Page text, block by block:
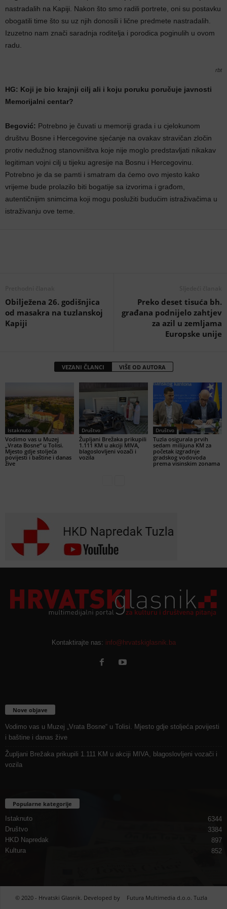
nastradalih na Kapiji. Nakon što smo radili portrete, oni su postavku
obogatili time što su uz njih donosili i lične predmete nastradalih.
Izuzetno nam znači saradnja roditelja i porodica poginulih u ovom
radu.
rbt
HG: Koji je bio krajnji cilj ali i koju poruku poručuje javnosti
Memorijalni centar?
Begović: Potrebno je čuvati u memoriji grada i u cjelokunom
društvu Bosne i Hercegovine sjećanje na ovakav stravičan zločin
protiv nedužnog stanovništva koje nije moglo predstavljati nikakav
legitiman vojni cilj u tijeku agresije na Bosnu i Hercegovinu.
Potrebno je da se pamti i smatram da ćemo ovo mjesto kako
vrijeme bude prolazilo biti bogatije sa izvorima i građom,
autentičnijim snimcima koji mogu poslužiti budućim istraživačima u
istraživanju ove teme.
Obilježena 26. godišnjica
od masakra na tuzlanskoj
Kapiji
Preko deset tisuća bh.
građana podnijelo zahtjev
za azil u zemljama
Europske unije
VEZANI ČLANCI VIŠE OD AUTORA
Istaknuto
Vodimo vas u Muzej
„Vrata Bosne“ u Tolisi.
Mjesto gdje stoljeća
povijesti i baštine i danas
žive
Društvo
Župljani Brežaka prikupili
1.111 KM u akciji MIVA,
blagoslovljeni vozači i
vozila
Društvo
Tuzla osigurala prvih
sedam milijuna KM za
početak izgradnje
gradskog vodovoda
prema visinskim zonama
Kontaktirajte nas: info@hrvatskiglasnik.ba
Nove objave
Vodimo vas u Muzej „Vrata Bosne“ u Tolisi. Mjesto gdje stoljeća povijesti
i baštine i danas žive
Župljani Brežaka prikupili 1.111 KM u akciji MIVA, blagoslovljeni vozači i
vozila
Popularne kategorije
Istaknuto
6344
Društvo
3384
HKD Napredak
897
Kultura
852
© 2020 - Hrvatski Glasnik. Developed by Futura Multimedia d.o.o. Tuzla